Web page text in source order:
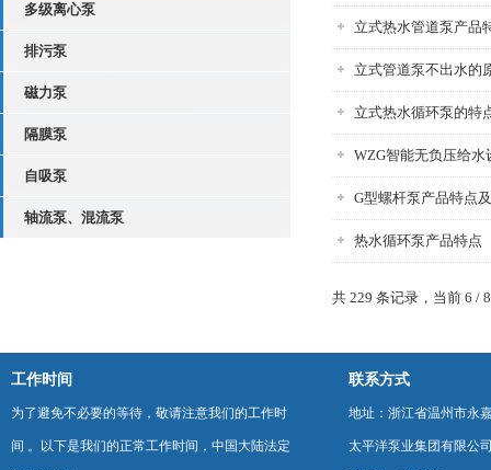
多级离心泵
排污泵
磁力泵
隔膜泵
自吸泵
轴流泵、混流泵
立式热水管道泵产品
立式管道泵不出水的
立式热水循环泵的特
WZG智能无负压给水
G型螺杆泵产品特点
热水循环泵产品特点
共 229 条记录，当前 6 /
工作时间
为了避免不必要的等待，敬请注意我们的工作时
间 。以下是我们的正常工作时间，中国大陆法定
联系方式
地址：浙江省温州市永
太平洋泵业集团有限公